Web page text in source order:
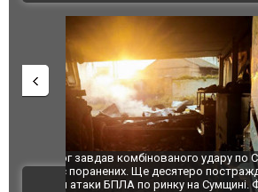
За 2000 кілометрів від кордону з
Єкатеринбурзі після атаки дронів
склад Wildberries. ФОТО. ВІДЕО
ВІДЕО